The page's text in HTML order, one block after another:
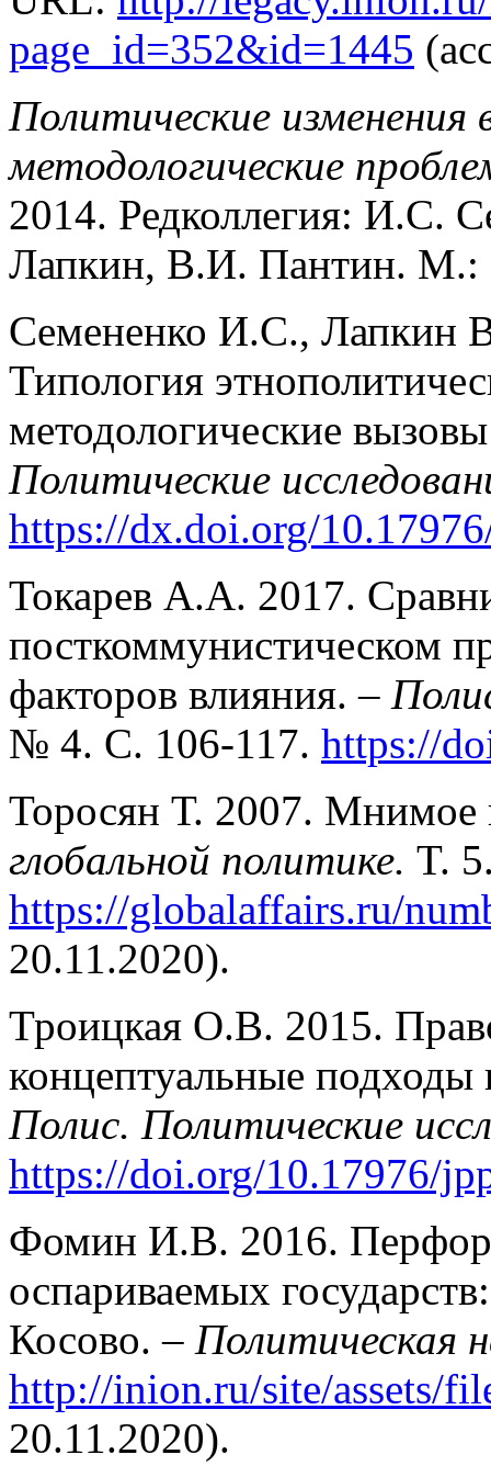
page_id=352&id=1445
Политические
методологические
2014. Редколлегия: И.С.
Лапкин, В.И. Пантин.
Семененко И.С., Лапкин
Типология
методологические
Политические
https://dx.doi.org/
Токарев А.А. 2017.
посткоммунистическом
факторов влияния. –
№ 4. С. 106-117. https://
Торосян Т. 2007. Мнимое
глобальной политике. T.
https://globalaffairs.ru/
20.11.2020).
Троицкая О.В. 2015.
концептуальные
Полис. Политические
https://doi.org/10.17976/
Фомин И.В. 2016.
оспариваемых
Косово. – Политическая
http://inion.ru/site/assets/
20.11.2020).